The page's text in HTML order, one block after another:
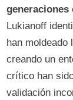
generaciones
Lukianoff
han moldeado
creando un
crítico han
validación